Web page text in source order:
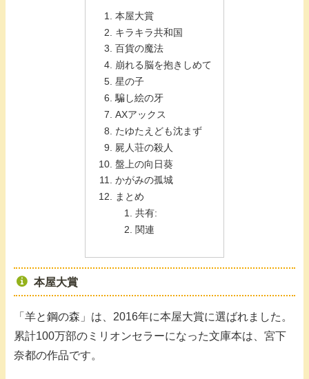
本屋大賞
キラキラ共和国
百貨の魔法
崩れる脳を抱きしめて
星の子
騙し絵の牙
AXアックス
たゆたえども沈まず
屍人荘の殺人
盤上の向日葵
かがみの孤城
まとめ
共有:
関連
本屋大賞
「羊と鋼の森」は、2016年に本屋大賞に選ばれました。
累計100万部のミリオンセラーになった文庫本は、宮下
奈都の作品です。